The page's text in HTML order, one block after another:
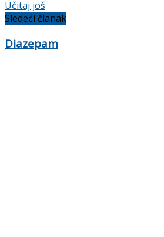
Učitaj još
Sledeći članak
Diazepam